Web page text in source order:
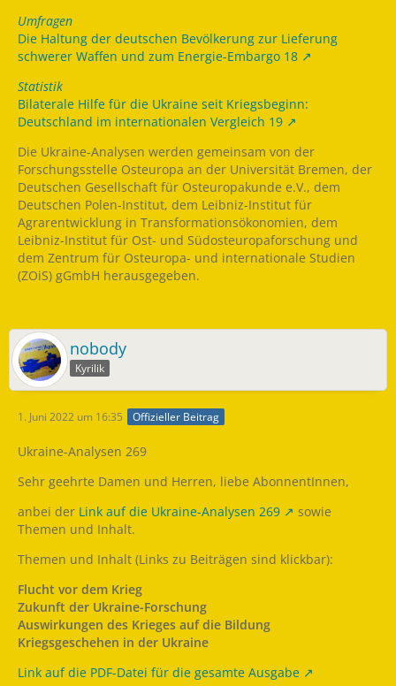
Umfragen
Die Haltung der deutschen Bevölkerung zur Lieferung
schwerer Waffen und zum Energie-Embargo 18
Statistik
Bilaterale Hilfe für die Ukraine seit Kriegsbeginn:
Deutschland im internationalen Vergleich 19
Die Ukraine-Analysen werden gemeinsam von der
Forschungsstelle Osteuropa an der Universität Bremen, der
Deutschen Gesellschaft für Osteuropakunde e.V., dem
Deutschen Polen-Institut, dem Leibniz-Institut für
Agrarentwicklung in Transformationsökonomien, dem
Leibniz-Institut für Ost- und Südosteuropaforschung und
dem Zentrum für Osteuropa- und internationale Studien
(ZOiS) gGmbH herausgegeben.
nobody
Kyrilik
1. Juni 2022 um 16:35 Offizieller Beitrag
Ukraine-Analysen 269
Sehr geehrte Damen und Herren, liebe AbonnentInnen,
anbei der Link auf die Ukraine-Analysen 269
sowie
Themen und Inhalt.
Themen und Inhalt (Links zu Beiträgen sind klickbar):
Flucht vor dem Krieg
Zukunft der Ukraine-Forschung
Auswirkungen des Krieges auf die Bildung
Kriegsgeschehen in der Ukraine
Link auf die PDF-Datei für die gesamte Ausgabe